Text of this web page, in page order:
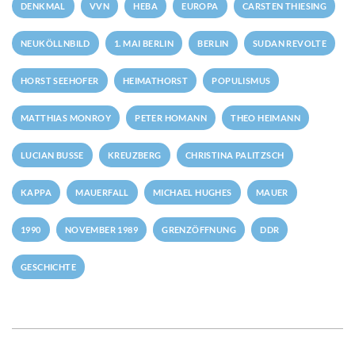
DENKMAL VVN HEBA EUROPA CARSTEN THIESING
NEUKÖLLNBILD 1. MAI BERLIN BERLIN SUDAN REVOLTE
HORST SEEHOFER HEIMATHORST POPULISMUS
MATTHIAS MONROY PETER HOMANN THEO HEIMANN
LUCIAN BUSSE KREUZBERG CHRISTINA PALITZSCH
KAPPA MAUERFALL MICHAEL HUGHES MAUER
1990 NOVEMBER 1989 GRENZÖFFNUNG DDR
GESCHICHTE